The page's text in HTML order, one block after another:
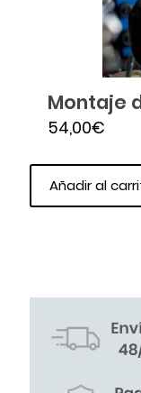
Montaje
54,00€
Añadir al